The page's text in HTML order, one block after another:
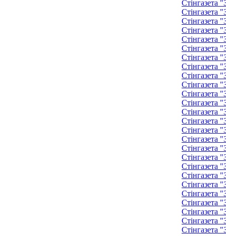
Стінгазета
Стінгазета
Стінгазета
Стінгазета
Стінгазета
Стінгазета
Стінгазета
Стінгазета
Стінгазета
Стінгазета
Стінгазета
Стінгазета
Стінгазета
Стінгазета
Стінгазета
Стінгазета
Стінгазета
Стінгазета
Стінгазета
Стінгазета
Стінгазета
Стінгазета
Стінгазета
Стінгазета
Стінгазета
Стінгазета